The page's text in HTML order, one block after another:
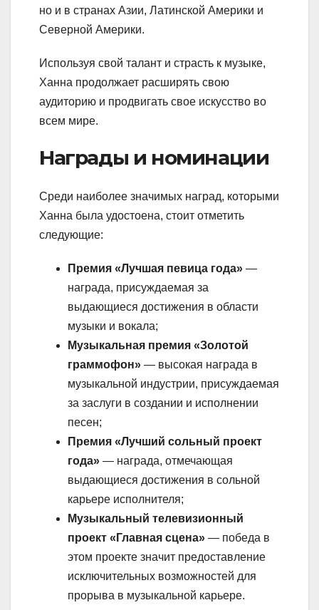
но и в странах Азии, Латинской Америки и
Северной Америки.
Используя свой талант и страсть к музыке,
Ханна продолжает расширять свою
аудиторию и продвигать свое искусство во
всем мире.
Награды и номинации
Среди наиболее значимых наград, которыми
Ханна была удостоена, стоит отметить
следующие:
Премия «Лучшая певица года» —
награда, присуждаемая за
выдающиеся достижения в области
музыки и вокала;
Музыкальная премия «Золотой
граммофон» — высокая награда в
музыкальной индустрии, присуждаемая
за заслуги в создании и исполнении
песен;
Премия «Лучший сольный проект
года» — награда, отмечающая
выдающиеся достижения в сольной
карьере исполнителя;
Музыкальный телевизионный
проект «Главная сцена» — победа в
этом проекте значит предоставление
исключительных возможностей для
прорыва в музыкальной карьере.